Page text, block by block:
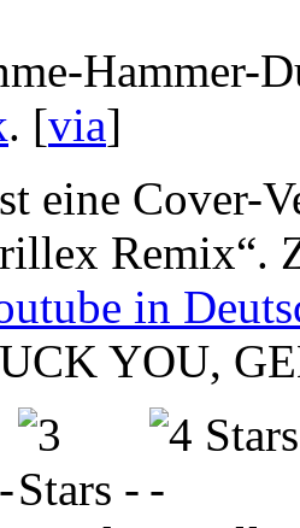
Hammer-
. [via]
eine Cover-
Remix“.
in
YOU,